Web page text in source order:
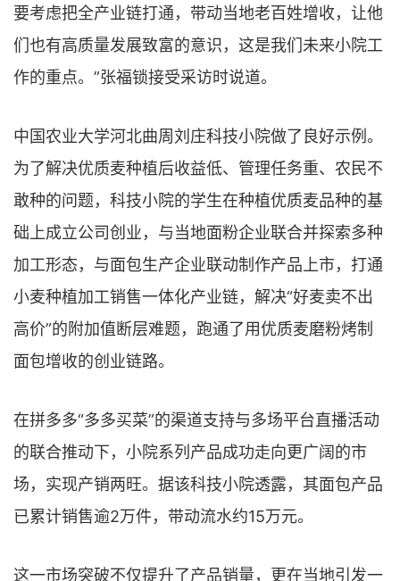
要考虑把全产业链打通，带动当地老百姓增收，让他
们也有高质量发展致富的意识，这是我们未来小院工
作的重点。”张福锁接受采访时说道。
中国农业大学河北曲周刘庄科技小院做了良好示例。
为了解决优质麦种植后收益低、管理任务重、农民不
敢种的问题，科技小院的学生在种植优质麦品种的基
础上成立公司创业，与当地面粉企业联合并探索多种
加工形态，与面包生产企业联动制作产品上市，打通
小麦种植加工销售一体化产业链，解决“好麦卖不出
高价”的附加值断层难题，跑通了用优质麦磨粉烤制
面包增收的创业链路。
在拼多多“多多买菜”的渠道支持与多场平台直播活动
的联合推动下，小院系列产品成功走向更广阔的市
场，实现产销两旺。据该科技小院透露，其面包产品
已累计销售逾2万件，带动流水约15万元。
这一市场突破不仅提升了产品销量，更在当地引发一